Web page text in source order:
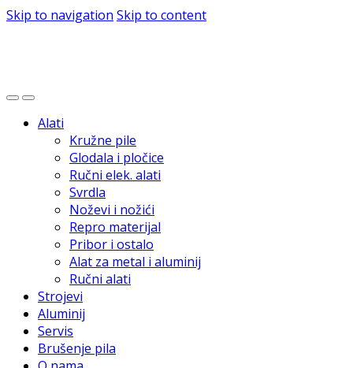
Skip to navigation Skip to content
Alati
Kružne pile
Glodala i pločice
Ručni elek. alati
Svrdla
Noževi i nožići
Repro materijal
Pribor i ostalo
Alat za metal i aluminij
Ručni alati
Strojevi
Aluminij
Servis
Brušenje pila